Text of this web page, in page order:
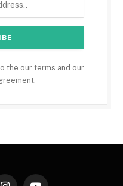
the our terms and our